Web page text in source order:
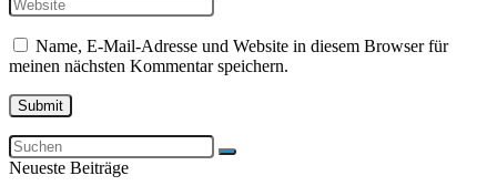
Name, E-Mail-Adresse und Website in diesem Browser für
meinen nächsten Kommentar speichern.
Neueste Beiträge